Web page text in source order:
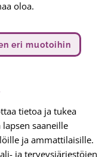
oloa.
eri muotoihin
tietoa ja tukea
saaneille
ja ammattilaisille.
ja terveysjärjestöjen